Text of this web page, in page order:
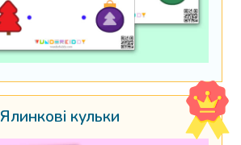
Ялинкові кульки